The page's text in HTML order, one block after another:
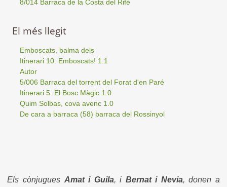
8/014 Barraca de la Costa del Rifé
El més llegit
Emboscats, balma dels
Itinerari 10. Emboscats! 1.1
Autor
5/006 Barraca del torrent del Forat d'en Paré
Itinerari 5. El Bosc Màgic 1.0
Quim Solbas, cova avenc 1.0
De cara a barraca (58) barraca del Rossinyol
Els cònjugues Amat i Guila, i Bernat i Nevia, donen a